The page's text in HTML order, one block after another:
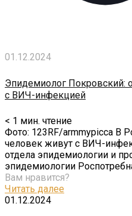
01.12.2024
Эпидемиолог Покровский:
с ВИЧ-инфекцией
< 1 мин. чтение
Фото: 123RF/armmypicca В
человек живут с ВИЧ-
отдела эпидемиологии и
эпидемиологии
Вам нравится?
Читать далее
01.12.2024